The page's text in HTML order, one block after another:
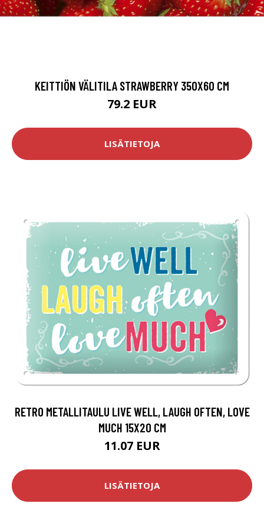
KEITTIÖN VÄLITILA STRAWBERRY 350X60 CM
79.2 EUR
LISÄTIETOJA
RETRO METALLITAULU LIVE WELL, LAUGH OFTEN, LOVE
MUCH 15X20 CM
11.07 EUR
LISÄTIETOJA